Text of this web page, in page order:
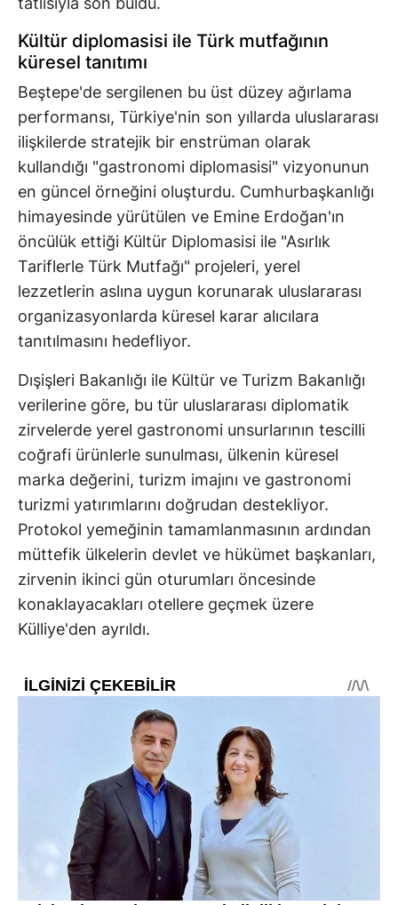
Kültür diplomasisi ile Türk mutfağının
küresel tanıtımı
Beştepe'de sergilenen bu üst düzey ağırlama
performansı, Türkiye'nin son yıllarda uluslararası
ilişkilerde stratejik bir enstrüman olarak
kullandığı "gastronomi diplomasisi" vizyonunun
en güncel örneğini oluşturdu. Cumhurbaşkanlığı
himayesinde yürütülen ve Emine Erdoğan'ın
öncülük ettiği Kültür Diplomasisi ile "Asırlık
Tariflerle Türk Mutfağı" projeleri, yerel
lezzetlerin aslına uygun korunarak uluslararası
organizasyonlarda küresel karar alıcılara
tanıtılmasını hedefliyor.
Dışişleri Bakanlığı ile Kültür ve Turizm Bakanlığı
verilerine göre, bu tür uluslararası diplomatik
zirvelerde yerel gastronomi unsurlarının tescilli
coğrafi ürünlerle sunulması, ülkenin küresel
marka değerini, turizm imajını ve gastronomi
turizmi yatırımlarını doğrudan destekliyor.
Protokol yemeğinin tamamlanmasının ardından
müttefik ülkelerin devlet ve hükümet başkanları,
zirvenin ikinci gün oturumları öncesinde
konaklayacakları otellere geçmek üzere
Külliye'den ayrıldı.